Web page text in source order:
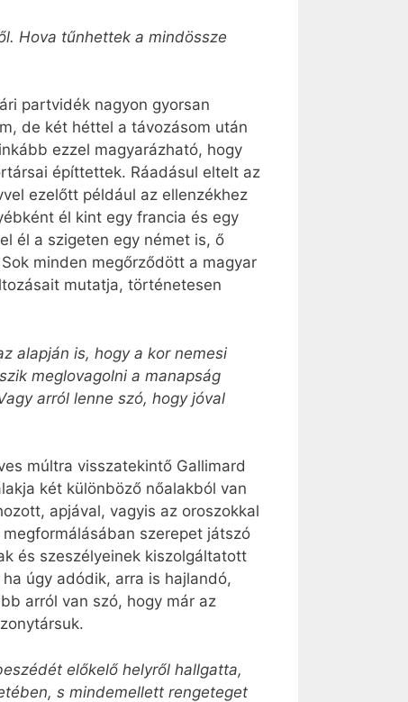
Hova tűnhettek a mindössze
partvidék nagyon gyorsan
de két héttel a távozásom után
ezzel magyarázható, hogy
építtettek. Ráadásul eltelt az
ezelőtt például az ellenzékhez
él kint egy francia és egy
él a szigeten egy német is, ő
minden megőrződött a magyar
mutatja, történetesen
alapján is, hogy a kor nemesi
meglovagolni a manapság
arról lenne szó, hogy jóval
múltra visszatekintő Gallimard
két különböző nőalakból van
apjával, vagyis az oroszokkal
szerepet játszó
és szeszélyeinek kiszolgáltatott
úgy adódik, arra is hajlandó,
arról van szó, hogy már az
előkelő helyről hallgatta,
s mindemellett rengeteget